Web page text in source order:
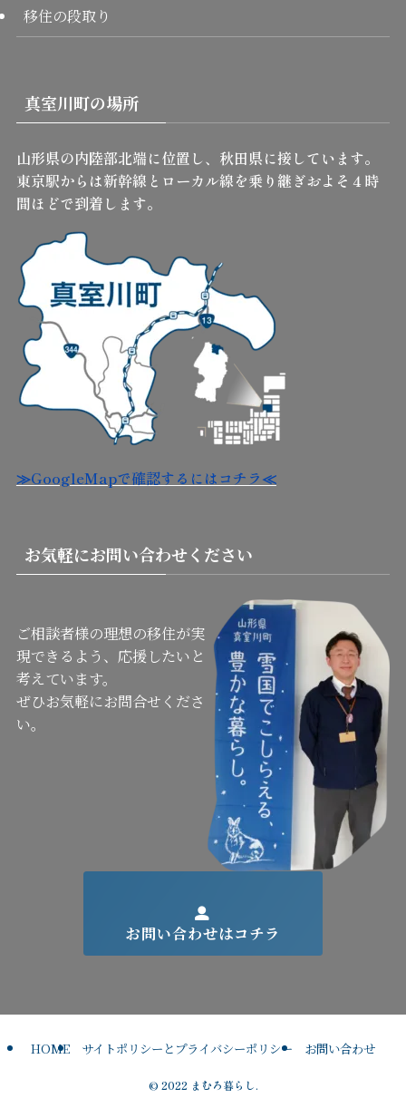
移住の段取り
真室川町の場所
山形県の内陸部北端に位置し、秋田県に接しています。
東京駅からは新幹線とローカル線を乗り継ぎおよそ４時
間ほどで到着します。
≫GoogleMapで確認するにはコチラ≪
お気軽にお問い合わせください
ご相談者様の理想の移住が実
現できるよう、応援したいと
考えています。
ぜひお気軽にお問合せくださ
い。
お問い合わせはコチラ
HOME サイトポリシーとプライバシーポリシー お問い合わせ
© 2022 まむろ暮らし.